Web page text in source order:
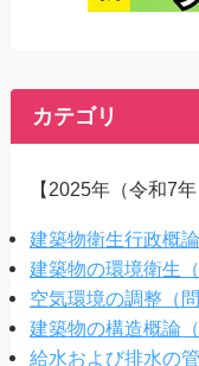
カテゴリ
【2025年（令和7年
建築物衛生行政概
建築物の環境衛生
空気環境の調整（問
建築物の構造概論
給水および排水の